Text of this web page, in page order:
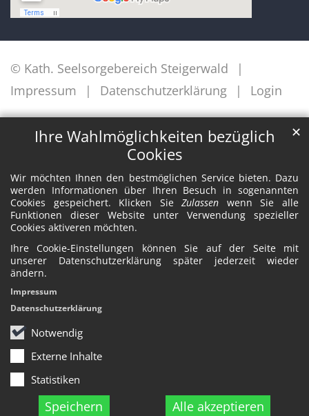
Ihre Wahlmöglichkeiten bezüglich
Cookies
Wir möchten Ihnen den bestmöglichen Service bieten. Dazu
werden Informationen über Ihren Besuch in sogenannten
Cookies gespeichert. Klicken SieZulassen wenn Sie alle
Funktionen dieser Website unter Verwendung spezieller
Cookies aktiveren möchten.
Ihre Cookie-Einstellungen können Sie auf der Seite mit
unserer Datenschutzerklärung später jederzeit wieder
ändern.
Notwendig
Externe Inhalte
Statistiken
Speichern Alle akzeptieren
✕
Impressum
Datenschutzerklärung
© Kath. Seelsorgebereich Steigerwald
Impressum
Datenschutzerklärung Login